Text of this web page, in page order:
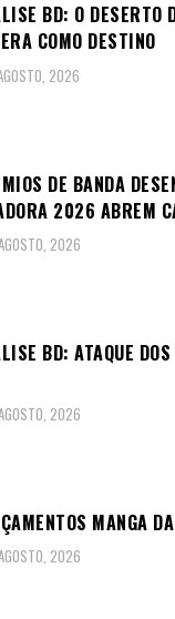
BD: O DESERTO
COMO DESTINO
2026
DE BANDA
2026 ABREM
2026
BD: ATAQUE
2026
MANGA
2026